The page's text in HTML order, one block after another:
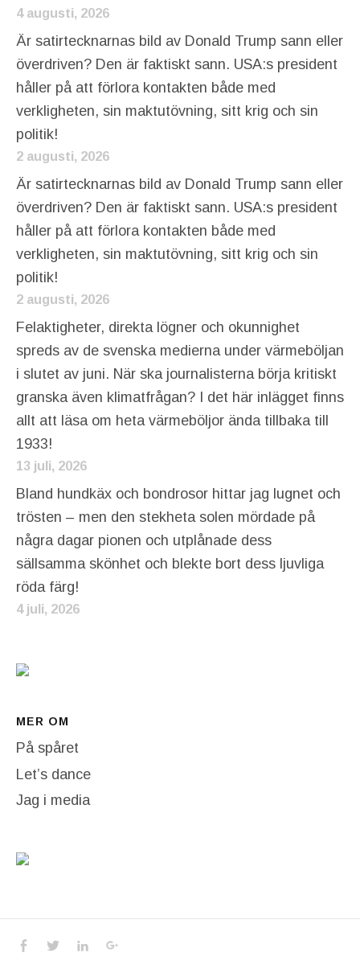
4 augusti, 2026
Är satirtecknarnas bild av Donald Trump sann eller
överdriven? Den är faktiskt sann. USA:s president
håller på att förlora kontakten både med
verkligheten, sin maktutövning, sitt krig och sin
politik!
2 augusti, 2026
Är satirtecknarnas bild av Donald Trump sann eller
överdriven? Den är faktiskt sann. USA:s president
håller på att förlora kontakten både med
verkligheten, sin maktutövning, sitt krig och sin
politik!
2 augusti, 2026
Felaktigheter, direkta lögner och okunnighet
spreds av de svenska medierna under värmeböljan
i slutet av juni. När ska journalisterna börja kritiskt
granska även klimatfrågan? I det här inlägget finns
allt att läsa om heta värmeböljor ända tillbaka till
1933!
13 juli, 2026
Bland hundkäx och bondrosor hittar jag lugnet och
trösten – men den stekheta solen mördade på
några dagar pionen och utplånade dess
sällsamma skönhet och blekte bort dess ljuvliga
röda färg!
4 juli, 2026
MER OM
På spåret
Let’s dance
Jag i media
Social Media Profiles
Facebook
TwitterLinkedIn